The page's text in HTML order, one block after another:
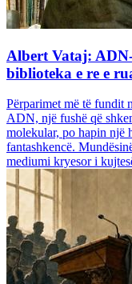
Albert Vataj:
biblioteka e re e
Përparimet më të fundit
ADN, një fushë që
molekular, po hapin një
fantashkencë.
mediumi kryesor i